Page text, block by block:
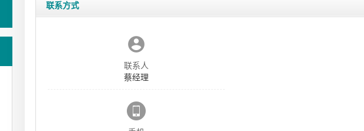
联系方式
联系人
蔡经理